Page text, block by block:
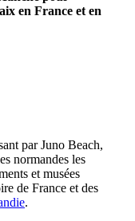
en France et en
par Juno Beach,
normandes les
et musées
de France et des
.